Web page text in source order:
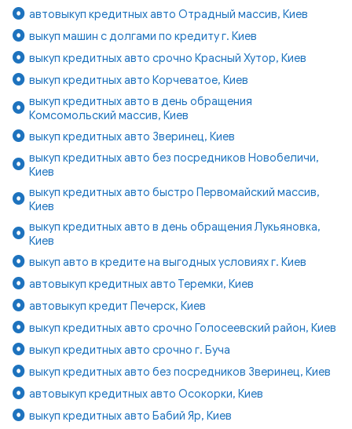
автовыкуп кредитных авто Отрадный массив, Киев
выкуп машин с долгами по кредиту г. Киев
выкуп кредитных авто срочно Красный Хутор, Киев
выкуп кредитных авто Корчеватое, Киев
выкуп кредитных авто в день обращения
Комсомольский массив, Киев
выкуп кредитных авто Зверинец, Киев
выкуп кредитных авто без посредников Новобеличи,
Киев
выкуп кредитных авто быстро Первомайский массив,
Киев
выкуп кредитных авто в день обращения Лукьяновка,
Киев
выкуп авто в кредите на выгодных условиях г. Киев
автовыкуп кредитных авто Теремки, Киев
автовыкуп кредит Печерск, Киев
выкуп кредитных авто срочно Голосеевский район, Киев
выкуп кредитных авто срочно г. Буча
выкуп кредитных авто без посредников Зверинец, Киев
автовыкуп кредитных авто Осокорки, Киев
выкуп кредитных авто Бабий Яр, Киев